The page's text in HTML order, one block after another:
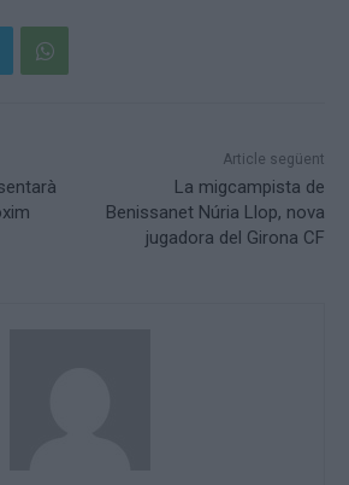
Article següent
La migcampista de
Benissanet Núria Llop, nova
jugadora del Girona CF